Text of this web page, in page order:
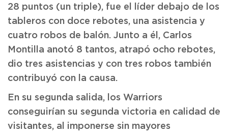
28 puntos (un triple), fue el líder debajo de los
tableros con doce rebotes, una asistencia y
cuatro robos de balón. Junto a él, Carlos
Montilla anotó 8 tantos, atrapó ocho rebotes,
dio tres asistencias y con tres robos también
contribuyó con la causa.
En su segunda salida, los Warriors
conseguirían su segunda victoria en calidad de
visitantes, al imponerse sin mayores